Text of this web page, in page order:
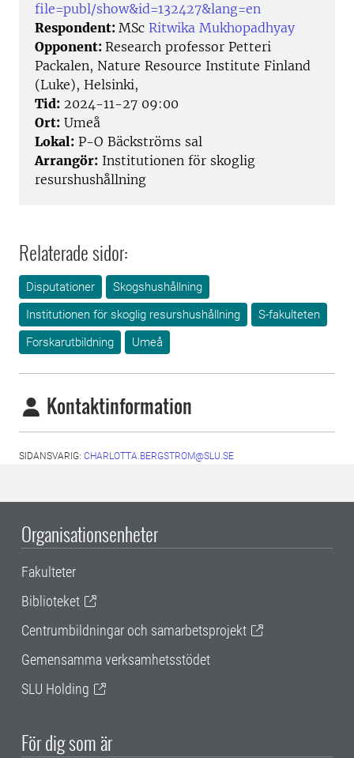
file=publ/show&id=132427&lang=en
Respondent: MSc Ritwika Mukhopadhyay
Opponent: Research professor Petteri
Packalen, Nature Resource Institute Finland
(Luke), Helsinki,
Tid: 2024-11-27 09:00
Ort: Umeå
Lokal: P-O Bäckströms sal
Arrangör: Institutionen för skoglig
resurshushållning
Relaterade sidor:
Disputationer
Skogshushållning
Institutionen för skoglig resurshushållning
S-fakulteten
Forskarutbildning
Umeå
Kontaktinformation
SIDANSVARIG: CHARLOTTA.BERGSTROM@SLU.SE
Organisationsenheter
Fakulteter
Biblioteket
Centrumbildningar och samarbetsprojekt
Gemensamma verksamhetsstödet
SLU Holding
För dig som är